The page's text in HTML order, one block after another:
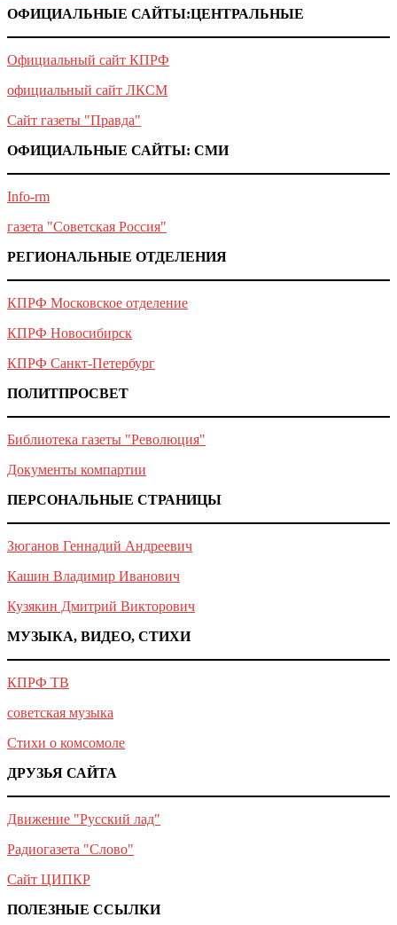
ОФИЦИАЛЬНЫЕ САЙТЫ:ЦЕНТРАЛЬНЫЕ
Официальный сайт КПРФ
официальный сайт ЛКСМ
Сайт газеты "Правда"
ОФИЦИАЛЬНЫЕ САЙТЫ: СМИ
Info-rm
газета "Советская Россия"
РЕГИОНАЛЬНЫЕ ОТДЕЛЕНИЯ
КПРФ Московское отделение
КПРФ Новосибирск
КПРФ Санкт-Петербург
ПОЛИТПРОСВЕТ
Библиотека газеты "Революция"
Документы компартии
ПЕРСОНАЛЬНЫЕ СТРАНИЦЫ
Зюганов Геннадий Андреевич
Кашин Владимир Иванович
Кузякин Дмитрий Викторович
МУЗЫКА, ВИДЕО, СТИХИ
КПРФ ТВ
советская музыка
Стихи о комсомоле
ДРУЗЬЯ САЙТА
Движение "Русский лад"
Радиогазета "Слово"
Сайт ЦИПКР
ПОЛЕЗНЫЕ ССЫЛКИ